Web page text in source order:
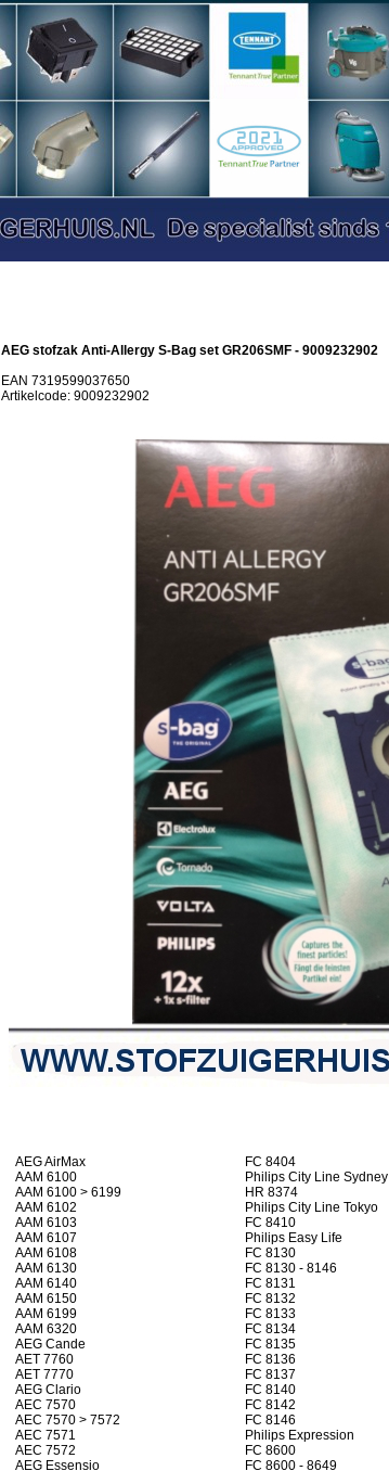
AEG stofzak Anti-Allergy S-Bag set GR206SMF - 9009232902
EAN 7319599037650
Artikelcode: 9009232902
AEG AirMax
AAM 6100
AAM 6100 > 6199
AAM 6102
AAM 6103
AAM 6107
AAM 6108
AAM 6130
AAM 6140
AAM 6150
AAM 6199
AAM 6320
AEG Cande
AET 7760
AET 7770
AEG Clario
AEC 7570
AEC 7570 > 7572
AEC 7571
AEC 7572
AEG Essensio
FC 8404
Philips City Line Sydney
HR 8374
Philips City Line Tokyo
FC 8410
Philips Easy Life
FC 8130
FC 8130 - 8146
FC 8131
FC 8132
FC 8133
FC 8134
FC 8135
FC 8136
FC 8137
FC 8140
FC 8142
FC 8146
Philips Expression
FC 8600
FC 8600 - 8649